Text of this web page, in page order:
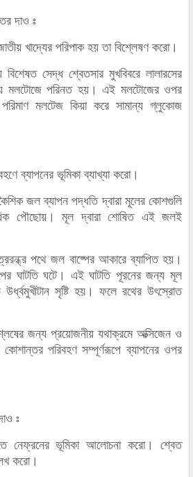
দাও ঃ
খাদ্যের পরিপাক হয় তা বিশ্লেষণ করো।
সেদ্ধ শ্বেতসার মুখবিবরে লালারসের
হয়ে মলটোজে পরিনত হয়। এই মলটোজের ওপর
মলটেজ কিয়া করে সামান্য গ্লুকোজ
ব্যাপনের ভূমিকা ব্যাখ্যা করো।
জল ব্যাপন পদ্ধতি দ্বারা মূলের কোশগুলি
পৌছোয়। মূল দ্বারা শোষিত এই জলই
পথে জল বাষ্পের আকারে ব্যাপিত হয়।
ঘাটতি ঘটে। এই ঘাটতি পূরনের জন্য মূল
সৃষ্টি হয়। ফলে রথের উৎস্রোত
জন্য প্রয়োজনীয় যথাক্রমে অক্সিজেন ও
কোশান্তর পরিবহণ সম্পূর্ণরূপে ব্যাপনের ওপর
ঃ
নেফ্রনের ভূমিকা আলোচনা করো। শ্বেত
করো।